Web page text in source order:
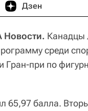
Дзен
Новости. Канадцы
среди
Гран-при по
65,97 балла.